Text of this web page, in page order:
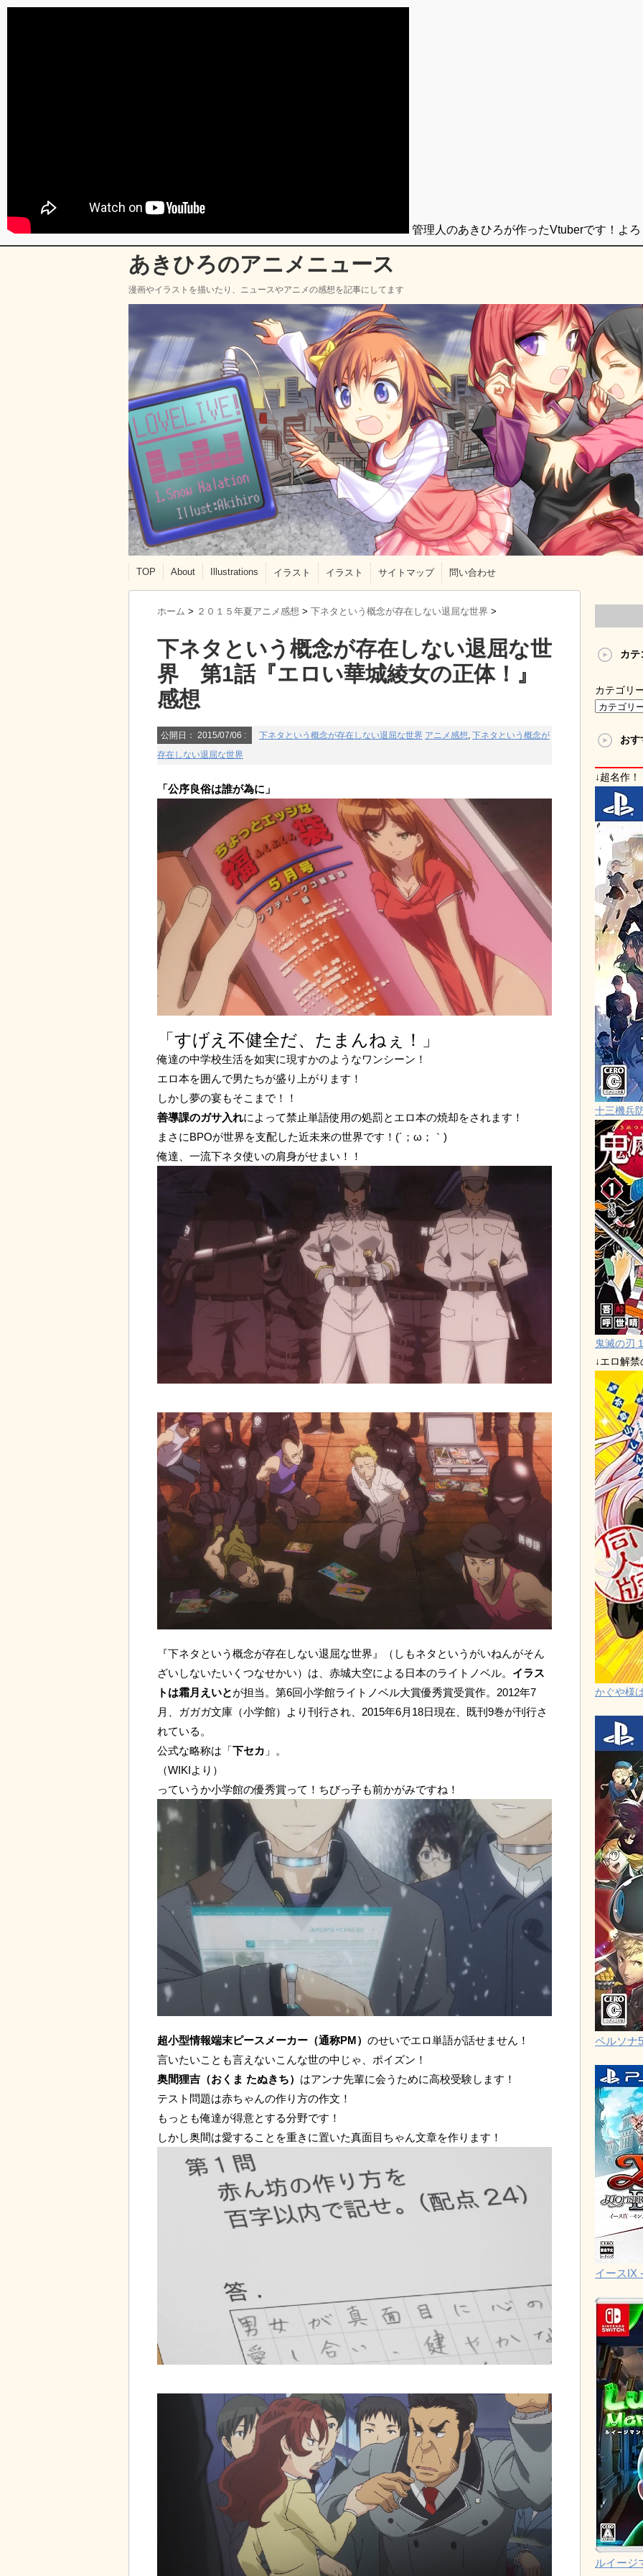
あきひろのアニメニュース
漫画やイラストを描いたり、ニュースやアニメの感想を記事にしてます
TOP About Illustrations イラスト イラスト サイトマップ 問い合わせ
ホーム > ２０１５年夏アニメ感想 > 下ネタという概念が存在しない退屈な世界 >
下ネタという概念が存在しない退屈な世
界 第1話『エロい華城綾女の正体！』
感想
公開日： 2015/07/06 : 下ネタという概念が存在しない退屈な世界 アニメ感想, 下ネタという概念が
存在しない退屈な世界
「公序良俗は誰が為に」
「すげえ不健全だ、たまんねぇ！」
俺達の中学校生活を如実に現すかのようなワンシーン！
エロ本を囲んで男たちが盛り上がります！
しかし夢の宴もそこまで！！
善導課のガサ入れによって禁止単語使用の処罰とエロ本の焼却をされます！
まさにBPOが世界を支配した近未来の世界です！(´；ω；｀)
俺達、一流下ネタ使いの肩身がせまい！！
『下ネタという概念が存在しない退屈な世界』（しもネタというがいねんがそん
ざいしないたいくつなせかい）は、赤城大空による日本のライトノベル。 イラス
トは霜月えいとが担当。第6回小学館ライトノベル大賞優秀賞受賞作。2012年7
月、ガガガ文庫（小学館）より刊行され、2015年6月18日現在、既刊9巻が刊行さ
れている。
公式な略称は「下セカ 」。
（WIKIより）
っていうか小学館の優秀賞って！ちびっ子も前かがみですね！
超小型情報端末ピースメーカー（通称PM） のせいでエロ単語が話せません！
言いたいことも言えないこんな世の中じゃ、ポイズン！
奥間狸吉（おくま たぬきち） はアンナ先輩に会うために高校受験します！
テスト問題は赤ちゃんの作り方の作文！
もっとも俺達が得意とする分野です！
しかし奥間は愛することを重きに置いた真面目ちゃん文章を作ります！
カテ
カテゴリ
お
↓超名作！
十三機兵
鬼滅の刃
↓エロ解
かぐや様
ペルソナ
イースIX
ルイージ
管理人のあきひろが作ったVtuberです！よ